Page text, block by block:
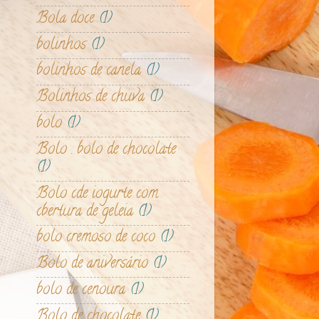
Bola doce (1)
bolinhos (1)
bolinhos de canela (1)
Bolinhos de chuva (1)
bolo (1)
Bolo . bolo de chocolate
(1)
Bolo cde iogurte com
cbertura de geleia (1)
bolo cremoso de coco (1)
Bolo de aniversário (1)
bolo de cenoura (1)